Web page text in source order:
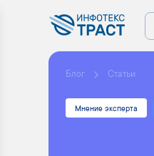
Блог Статьи
Мнение эксперта